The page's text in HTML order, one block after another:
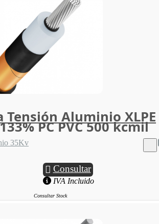
Tensión Aluminio XLPE
PC PVC 500 kcmil
35Kv
Consultar
IVA Incluido
Consultar Stock